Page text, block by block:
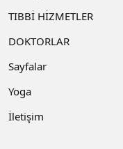
TIBBİ HİZMETLER
DOKTORLAR
Sayfalar
Yoga
İletişim